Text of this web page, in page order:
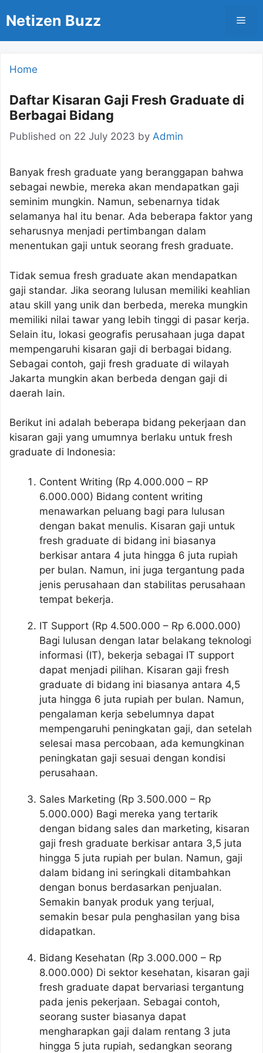
Netizen Buzz
Home
Daftar Kisaran Gaji Fresh Graduate di
Berbagai Bidang
Published on 22 July 2023 by Admin
Banyak fresh graduate yang beranggapan bahwa
sebagai newbie, mereka akan mendapatkan gaji
seminim mungkin. Namun, sebenarnya tidak
selamanya hal itu benar. Ada beberapa faktor yang
seharusnya menjadi pertimbangan dalam
menentukan gaji untuk seorang fresh graduate.
Tidak semua fresh graduate akan mendapatkan
gaji standar. Jika seorang lulusan memiliki keahlian
atau skill yang unik dan berbeda, mereka mungkin
memiliki nilai tawar yang lebih tinggi di pasar kerja.
Selain itu, lokasi geografis perusahaan juga dapat
mempengaruhi kisaran gaji di berbagai bidang.
Sebagai contoh, gaji fresh graduate di wilayah
Jakarta mungkin akan berbeda dengan gaji di
daerah lain.
Berikut ini adalah beberapa bidang pekerjaan dan
kisaran gaji yang umumnya berlaku untuk fresh
graduate di Indonesia:
Content Writing (Rp 4.000.000 – RP
6.000.000) Bidang content writing
menawarkan peluang bagi para lulusan
dengan bakat menulis. Kisaran gaji untuk
fresh graduate di bidang ini biasanya
berkisar antara 4 juta hingga 6 juta rupiah
per bulan. Namun, ini juga tergantung pada
jenis perusahaan dan stabilitas perusahaan
tempat bekerja.
IT Support (Rp 4.500.000 – Rp 6.000.000)
Bagi lulusan dengan latar belakang teknologi
informasi (IT), bekerja sebagai IT support
dapat menjadi pilihan. Kisaran gaji fresh
graduate di bidang ini biasanya antara 4,5
juta hingga 6 juta rupiah per bulan. Namun,
pengalaman kerja sebelumnya dapat
mempengaruhi peningkatan gaji, dan setelah
selesai masa percobaan, ada kemungkinan
peningkatan gaji sesuai dengan kondisi
perusahaan.
Sales Marketing (Rp 3.500.000 – Rp
5.000.000) Bagi mereka yang tertarik
dengan bidang sales dan marketing, kisaran
gaji fresh graduate berkisar antara 3,5 juta
hingga 5 juta rupiah per bulan. Namun, gaji
dalam bidang ini seringkali ditambahkan
dengan bonus berdasarkan penjualan.
Semakin banyak produk yang terjual,
semakin besar pula penghasilan yang bisa
didapatkan.
Bidang Kesehatan (Rp 3.000.000 – Rp
8.000.000) Di sektor kesehatan, kisaran gaji
fresh graduate dapat bervariasi tergantung
pada jenis pekerjaan. Sebagai contoh,
seorang suster biasanya dapat
mengharapkan gaji dalam rentang 3 juta
hingga 5 juta rupiah, sedangkan seorang